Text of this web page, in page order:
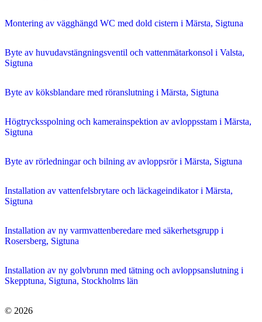
Montering av vägghängd WC med dold cistern i Märsta, Sigtuna
Byte av huvudavstängningsventil och vattenmätarkonsol i Valsta,
Sigtuna
Byte av köksblandare med röranslutning i Märsta, Sigtuna
Högtrycksspolning och kamerainspektion av avloppsstam i Märsta,
Sigtuna
Byte av rörledningar och bilning av avloppsrör i Märsta, Sigtuna
Installation av vattenfelsbrytare och läckageindikator i Märsta,
Sigtuna
Installation av ny varmvattenberedare med säkerhetsgrupp i
Rosersberg, Sigtuna
Installation av ny golvbrunn med tätning och avloppsanslutning i
Skepptuna, Sigtuna, Stockholms län
© 2026